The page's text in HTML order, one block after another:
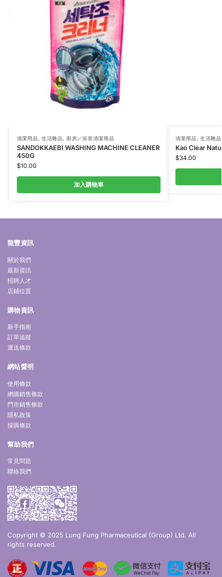
清潔用品, 生活雜品, 廚房／浴室清潔用品
SANDOKKAEBI WASHING MACHINE CLEANER
450G
$10.00
加入購物車
清潔用品, 生活雜品
Kao Clear
$34.00
龍豐資訊
關於我們
最新資訊
招聘人才
店鋪位置
購物資訊
新手指南
訂單追蹤
運送條款
網站聲明
使用條款
網購銷售條款
門市銷售條款
隱私政策
採購條款
幫助我們
常見問題
聯絡我們
Copyright © 2025 Lung Fung Pharmaceutical (Group) Ltd. All
rights reserved.